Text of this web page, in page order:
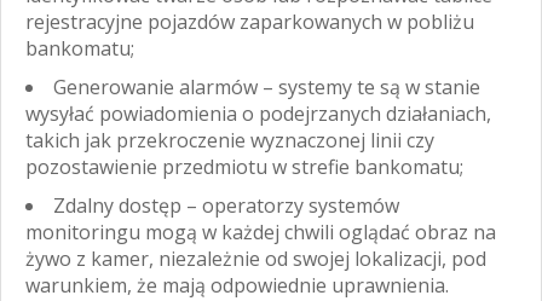
rejestracyjne pojazdów zaparkowanych w pobliżu
bankomatu;
Generowanie alarmów – systemy te są w stanie
wysyłać powiadomienia o podejrzanych działaniach,
takich jak przekroczenie wyznaczonej linii czy
pozostawienie przedmiotu w strefie bankomatu;
Zdalny dostęp – operatorzy systemów
monitoringu mogą w każdej chwili oglądać obraz na
żywo z kamer, niezależnie od swojej lokalizacji, pod
warunkiem, że mają odpowiednie uprawnienia.